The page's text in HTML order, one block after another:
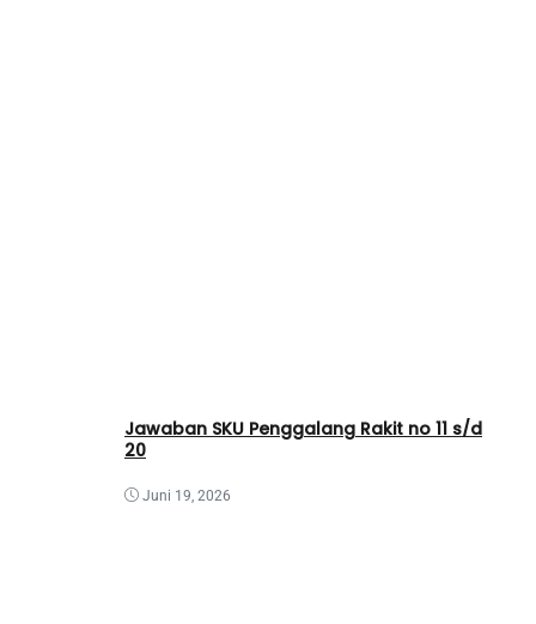
Jawaban SKU Penggalang Rakit no 11 s/d
20
Juni 19, 2026